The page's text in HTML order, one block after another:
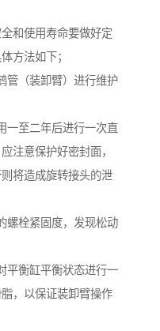
和使用寿命要做好定
方法如下；
管（装卸臂）进行维护
一至二年后进行一次直
注意保护好密封面，
将造成旋转接头的泄
螺栓紧固度，发现松动
平衡缸平衡状态进行一
，以保证装卸臂操作